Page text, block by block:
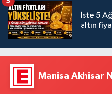
İşte 5
altın
5
Manisa Akhisar